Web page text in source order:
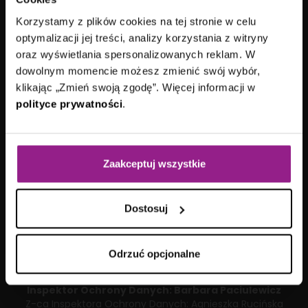
Korzystamy z plików cookies na tej stronie w celu
optymalizacji jej treści, analizy korzystania z witryny
oraz wyświetlania spersonalizowanych reklam. W
dowolnym momencie możesz zmienić swój wybór,
klikając „Zmień swoją zgodę”. Więcej informacji w
polityce prywatności.
Zaakceptuj wszystkie
Dostosuj
Odrzuć opcjonalne
80-387 Gdańsk
kontakt@aplitt.pl
+48 58 782 82 82
VII Wydział Gospodarczy Sądu Rejonowego
Gdańsk-Północ
KRS: 0000692419
Aplitt sp. z o.o. posiada status dużego przedsiębiorcy w
rozumieniu ustawy z dnia
8 marca 2013 roku
przeciwdziałaniu nadmiernym opóźnieniom w transakcjach
handlowych.